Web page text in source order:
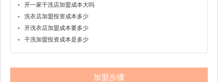
开一家干洗店加盟成本大吗
洗衣店加盟投资成本多少
开洗衣店加盟成本要多少
干洗加盟投资成本是多少
加盟步骤